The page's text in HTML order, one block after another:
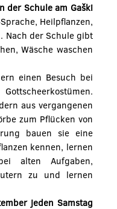
der Schule am Gaški
Heilpflanzen,
Nach der Schule gibt
Wäsche waschen
einen Besuch bei
aus vergangenen
zum Pflücken von
bauen sie eine
kennen, lernen
alten Aufgaben,
zu und lernen
jeden Samstag